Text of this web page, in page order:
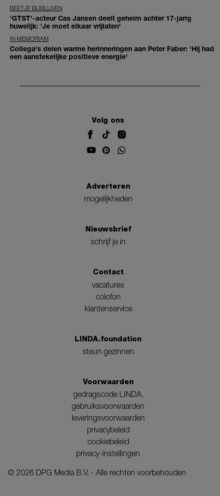
BEETJE BIJBLIJVEN
'GTST'-acteur Cas Jansen deelt geheim achter 17-jarig
huwelijk: 'Je moet elkaar vrijlaten'
IN MEMORIAM
Collega's delen warme herinneringen aan Peter Faber: 'Hij had
een aanstekelijke positieve energie'
Volg ons
Adverteren
mogelijkheden
Nieuwsbrief
schrijf je in
Contact
vacatures
colofon
klantenservice
LINDA.foundation
steun gezinnen
Voorwaarden
gedragscode LINDA.
gebruiksvoorwaarden
leveringsvoorwaarden
privacybeleid
cookiebeleid
privacy-instellingen
© 2026 DPG Media B.V. - Alle rechten voorbehouden